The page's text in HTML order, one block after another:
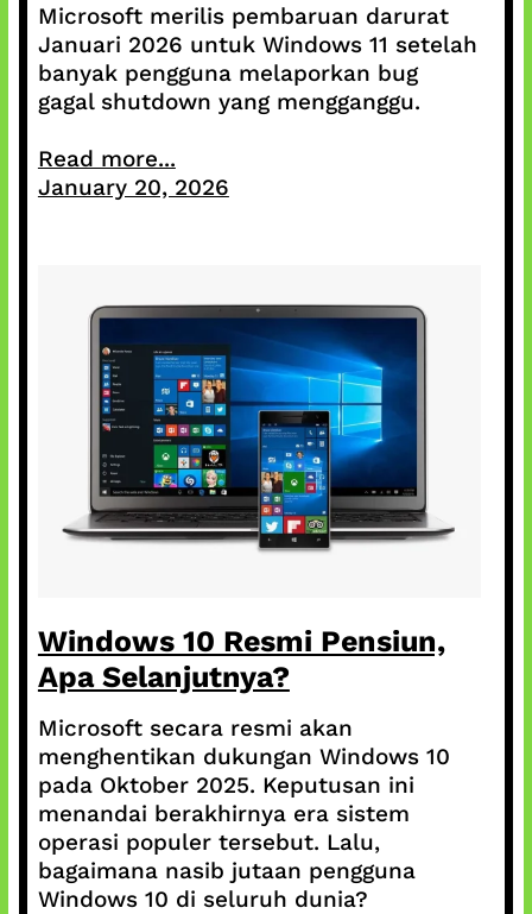
Microsoft merilis pembaruan darurat
Januari 2026 untuk Windows 11 setelah
banyak pengguna melaporkan bug
gagal shutdown yang mengganggu.
Read more...
January 20, 2026
Windows 10 Resmi Pensiun,
Apa Selanjutnya?
Microsoft secara resmi akan
menghentikan dukungan Windows 10
pada Oktober 2025. Keputusan ini
menandai berakhirnya era sistem
operasi populer tersebut. Lalu,
bagaimana nasib jutaan pengguna
Windows 10 di seluruh dunia?